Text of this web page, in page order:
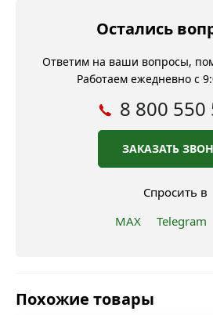
Остались
Ответим на ваши вопросы,
Работаем ежедневно с
8 800 550
ЗАКАЗАТЬ
Спросить в
MAX
Telegram
Похожие товары